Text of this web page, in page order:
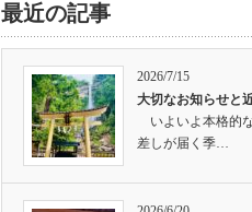
最近の記事
2026/7/15
大切なお知らせと
いよいよ本格的
差しが届く季…